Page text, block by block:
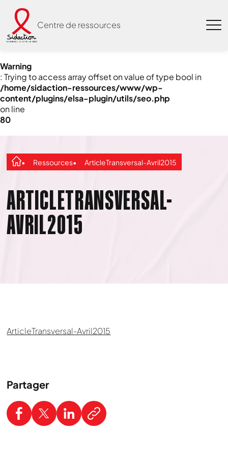
Warning
: Trying to access array offset on value of type bool in
/home/sidaction-ressources/www/wp-
content/plugins/elsa-plugin/utils/seo.php
on line
80
Centre de ressources
Ressources ArticleTransversal-Avril2015
ARTICLETRANSVERSAL-
AVRIL2015
ArticleTransversal-Avril2015
Partager